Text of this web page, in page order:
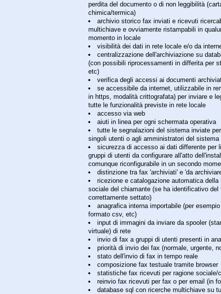
perdita del documento o di non leggibilità
chimica/termica)
archivio storico fax inviati e ricevuti
multichiave e ovviamente ristampabili in
momento in locale
visibilità dei dati in rete locale e/o da
centralizzazione dell'archiviazione su
(con possibili riprocessamenti in differita per
etc)
verifica degli accessi ai documenti
se accessibile da internet, utilizzabile in
in https, modalità crittografata) per inviare e
tutte le funzionalità previste in rete locale
accesso via web
aiuti in linea per ogni schermata operativa
tutte le segnalazioni del sistema inviate
singoli utenti o agli amministratori del sistema
sicurezza di accesso ai dati differente per
gruppi di utenti da configurare all'atto
comunque riconfigurabile in un secondo
distinzione tra fax 'archiviati' e 'da
ricezione e catalogazione automatica della
sociale del chiamante (se ha identificativo del
correttamente settato)
anagrafica interna importabile (per
formato csv, etc)
input di immagini da inviare da spooler
virtuale) di rete
invio di fax a gruppi di utenti presenti in
priorità di invio dei fax (normale, urgente,
stato dell'invio di fax in tempo reale
composizione fax testuale tramite browser
statistiche fax ricevuti per ragione sociale/
reinvio fax ricevuti per fax o per email (in
database sql con ricerche multichiave su